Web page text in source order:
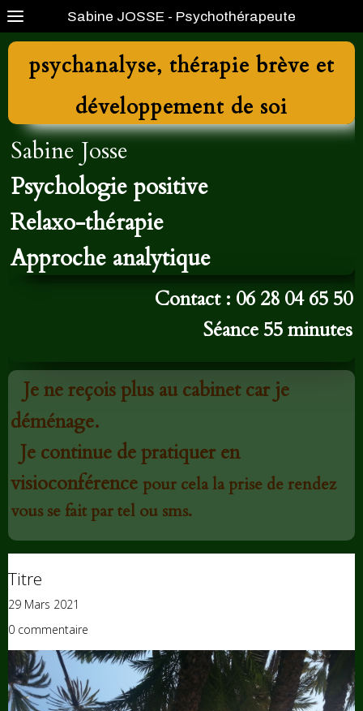
Sabine JOSSE - Psychothérapeute
psychanalyse, thérapie brève et
développement de soi
Sabine Josse
Psychologie positive
Relaxo-thérapie
Approche analytique
Contact : 06 28 04 65 50
Séance 55 minutes
Je ne reçois plus au cabinet car je
déménage.
Je continue de pratiquer en
visioconférence pour cela la prise de rendez
vous se fait par tel ou sms.
Titre
29 Mars 2021
0 commentaire